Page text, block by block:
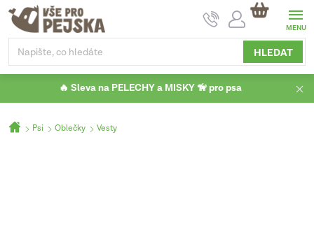
Přejít
obsah
HLEDAT
NÁKUPNÍ
KOŠÍK
🔥 Sleva na PELECHY a MISKY 🦮 pro psa
Domů
Psi Oblečky Vesty